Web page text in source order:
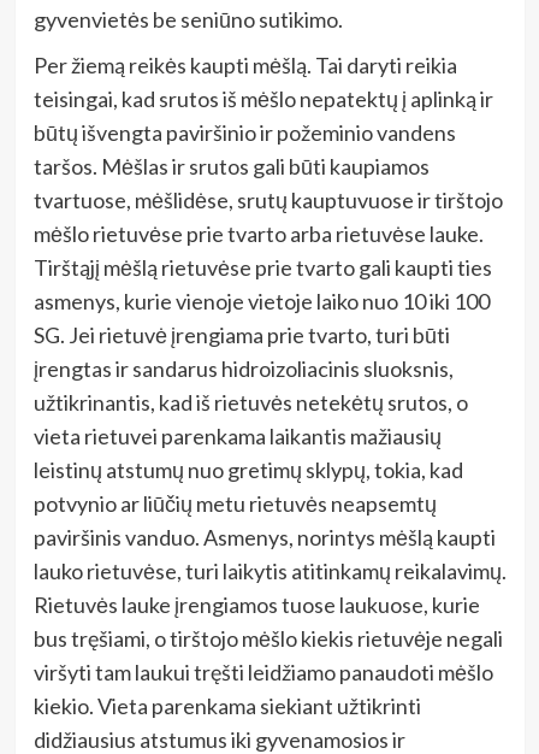
gyvenvietės be seniūno sutikimo.
Per žiemą reikės kaupti mėšlą. Tai daryti reikia
teisingai, kad srutos iš mėšlo nepatektų į aplinką ir
būtų išvengta paviršinio ir požeminio vandens
taršos. Mėšlas ir srutos gali būti kaupiamos
tvartuose, mėšlidėse, srutų kauptuvuose ir tirštojo
mėšlo rietuvėse prie tvarto arba rietuvėse lauke.
Tirštąjį mėšlą rietuvėse prie tvarto gali kaupti ties
asmenys, kurie vienoje vietoje laiko nuo 10 iki 100
SG. Jei rietuvė įrengiama prie tvarto, turi būti
įrengtas ir sandarus hidroizoliacinis sluoksnis,
užtikrinantis, kad iš rietuvės netekėtų srutos, o
vieta rietuvei parenkama laikantis mažiausių
leistinų atstumų nuo gretimų sklypų, tokia, kad
potvynio ar liūčių metu rietuvės neapsemtų
paviršinis vanduo. Asmenys, norintys mėšlą kaupti
lauko rietuvėse, turi laikytis atitinkamų reikalavimų.
Rietuvės lauke įrengiamos tuose laukuose, kurie
bus tręšiami, o tirštojo mėšlo kiekis rietuvėje negali
viršyti tam laukui tręšti leidžiamo panaudoti mėšlo
kiekio. Vieta parenkama siekiant užtikrinti
didžiausius atstumus iki gyvenamosios ir